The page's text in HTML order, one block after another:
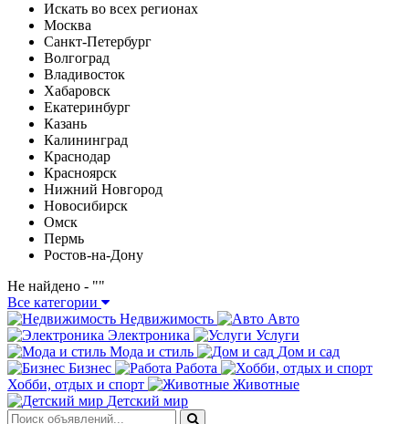
Искать во всех регионах
Москва
Санкт-Петербург
Волгоград
Владивосток
Хабаровск
Екатеринбург
Казань
Калининград
Краснодар
Красноярск
Нижний Новгород
Новосибирск
Омск
Пермь
Ростов-на-Дону
Не найдено - ""
Все категории
Недвижимость
Авто
Электроника
Услуги
Мода и стиль
Дом и сад
Бизнес
Работа
Хобби, отдых и спорт
Животные
Детский мир